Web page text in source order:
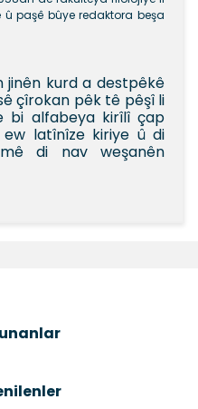
û paşê bûye redaktora beşa
jinên kurd a destpêkê
çîrokan pêk tê pêşî li
bi alfabeya kirîlî çap
latînîze kiriye û di
di nav weşanên
bilgiler bulunuyor.
daha pahalı.